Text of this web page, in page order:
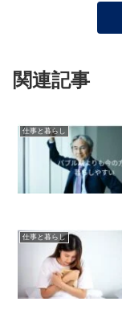
関連記事
仕事と暮らし
仕事と暮らし